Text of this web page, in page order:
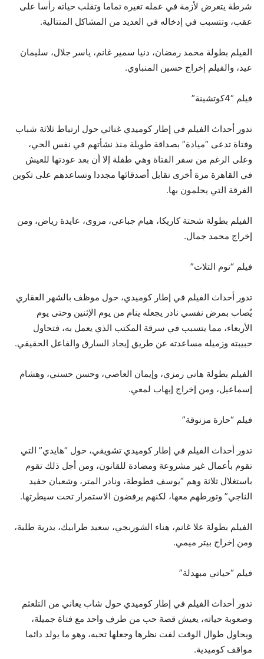
شرطة يتعرض لأزمة في عمله تغيره تماما وتقلب حياته رأسا على
عقب، وتتسبب في إدخاله في العديد من المشاكل المتتالية.
الفيلم بطولة محمد رمضان، دنيا سمير غانم، ياسر جلال، سليمان
عيد، والفيلم إخراج حسين المنباوي.
فيلم “4كوتشينة”
تدور أحداث الفيلم في إطار كوميدي غنائي حول ارتباط ثلاثة شباب
وفتاة تدعى “ميادة” بصداقة طويلة منذ نشأتهم في نفس الحي،
وعلى الرغم من سفر الفتاة وهي طفلة إلا أن بعد عودتها للعيش
في القاهرة مرة أخرى تقابل أصدقائها مجددا وتساعدهم على تكوين
الفرقة التي يحلمون بها.
الفيلم بطولة شحتة كاريكا، هيام جباعي، مروى، عايدة رياض، ومن
إخراج محمد جمال.
فيلم “نوم التلات”
تدور أحداث الفيلم في إطار كوميدي، حول موظف بالشهر العقاري
يُصاب بمرض نفسي نادر يجعله ينام من يوم الإثنين وحتى يوم
الأربعاء، مما يتسبب في سرقة المكتب الذي يعمل به، فتحاول
حبيبته وزميله مساعدته عن طريق إيجاد السارق والفاعل الحقيقي.
الفيلم بطولة هاني رمزي، وإيمان العاصي، وحسن حسني، وهشام
إسماعيل، ومن إخراج إيهاب لمعي.
فيلم “حارة مزنوقة”
تدور أحداث الفيلم في إطار كوميدي تشويقي، حول “هايدي” التي
تقوم بأعمال غير مشروعة ومضادة للقانون، ومن أجل ذلك تقوم
باستغلال ثلاثة وهم “يوسف فطوطة، ونادر المتر، وشعبان حفيد
الناجي” وتورطهم معها، لكنهم يرفضون الاستمرار تحت سيطرتها.
الفيلم بطولة علا غانم، هناء الشوربجي، سعيد طرابيك، بدرية طلبة،
ومن إخراج بيتر ميمي.
فيلم “حياتي مبهدلة”
تدور أحداث الفيلم في إطار كوميدي حول شاب يعاني من التلعثم
وصعوبة حياته، يعيش قصة حب من طرف واحد مع فتاة جميلة،
ويحاول طوال الوقت لفت نظرها وجعلها تحبه، وهو ما يولد دائما
مواقف كوميدية.